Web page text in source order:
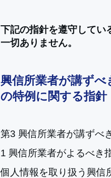
下記の指針を遵守してい
一切ありません。
興信所業者が講ず
の特例に関する指針
第3 興信所業者が講ずべ
1 興信所業者がよるべき
個人情報を取り扱う興信